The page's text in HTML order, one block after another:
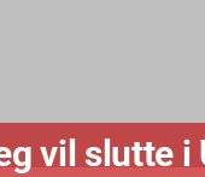
vil slutte i